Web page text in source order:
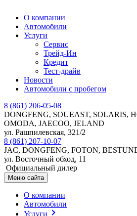
О компании
Автомобили
Услуги
Сервис
Трейд-Ин
Кредит
Тест-драйв
Новости
Автомобили с пробегом
8 (861) 206-05-08
DONGFENG, SOUEAST, SOLARIS,
OMODA, JAECOO, JELAND
ул. Рашпилевская, 321/2
8 (861) 207-10-07
JAC, DONGFENG, FOTON,
ул. Восточный обход, 11
Официальный дилер
Меню сайта
О компании
Автомобили
Услуги